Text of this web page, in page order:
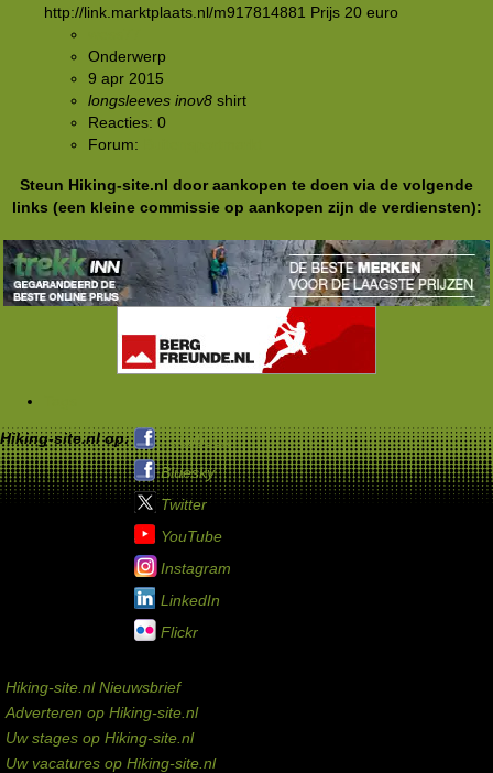
http://link.marktplaats.nl/m917814881 Prijs 20 euro
Onderwerp
9 apr 2015
longsleeves inov8 shirt
Reacties: 0
Forum:
Steun Hiking-site.nl door aankopen te doen via de volgende
links (een kleine commissie op aankopen zijn de verdiensten):
Hiking-site.nl op:
Facebook
Bluesky
Twitter
YouTube
Instagram
LinkedIn
Flickr
Hiking-site.nl Nieuwsbrief
Adverteren op Hiking-site.nl
Uw stages op Hiking-site.nl
Uw vacatures op Hiking-site.nl